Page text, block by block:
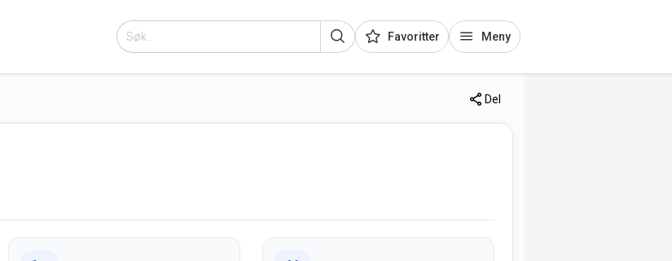
Favoritter Meny
Del